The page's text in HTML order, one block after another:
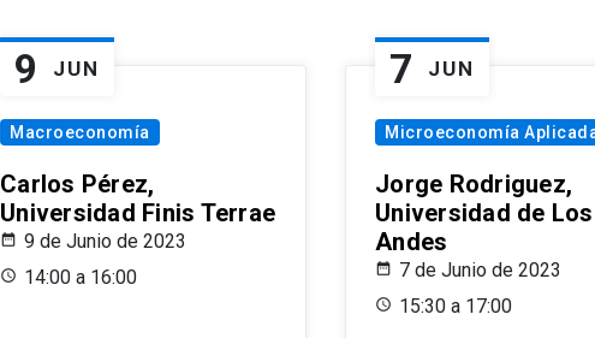
9 JUN
Macroeconomía
Carlos Pérez,
Universidad Finis Terrae
9 de Junio de 2023
14:00 a 16:00
7 JUN
Microeconomía
Jorge Rodriguez,
Universidad de Los
Andes
7 de Junio de 2023
15:30 a 17:00